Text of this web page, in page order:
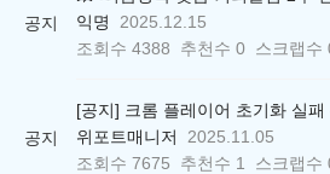
공지
익명
2025.12.15
조회수 4388 추천수 0 스크랩수
공지
위포트매니저
2025.11.05
조회수 7675 추천수 1 스크랩수